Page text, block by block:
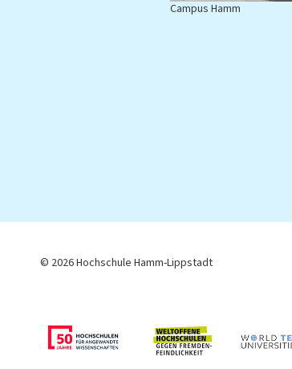
Campus Hamm
© 2026 Hochschule Hamm-Lippstadt